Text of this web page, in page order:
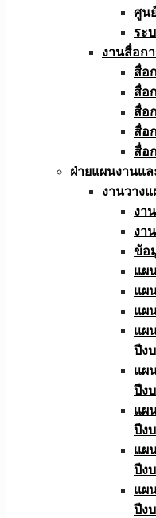
ศูน
ระ
งานสื่อก
สื่อ
สื่อ
สื่อ
สื่อ
สื่อ
ฝ่ายแผนงานเเ
งานวาง
งา
งา
ข้อ
แผ
แผ
แผ
แผ
ปีง
แผ
ปีง
แผ
ปีง
แผ
ปีง
แผ
ปีง